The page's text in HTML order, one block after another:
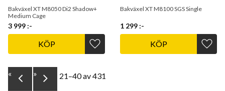
Bakväxel XT M8050 Di2 Shadow+
Medium Cage
3 999 :-
Lägg till i favoriter
KÖP
Bakväxel XT M8100 SGS Single
1 299 :-
KÖP
21–40av431
« »